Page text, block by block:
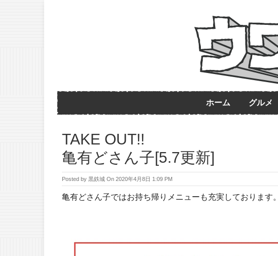
ホーム グルメ
TAKE OUT!!
亀有どさん子[5.7更新]
Posted by 黒鉄城 On 2020年4月8日 1:09 PM
亀有どさん子ではお持ち帰りメニューも充実しております。